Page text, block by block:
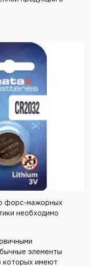
форс-мажорных
необходимо
элементы
которых имеют